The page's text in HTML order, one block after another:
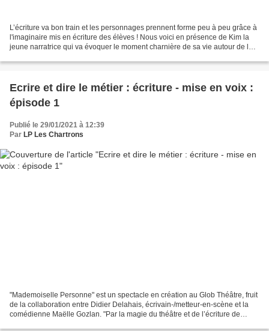
L’écriture va bon train et les personnages prennent forme peu à peu grâce à
l'imaginaire mis en écriture des élèves ! Nous voici en présence de Kim la
jeune narratrice qui va évoquer le moment charnière de sa vie autour de la
Ecrire et dire le métier : écriture - mise en voix :
épisode 1
Publié le 29/01/2021 à 12:39
Par LP Les Chartrons
"Mademoiselle Personne" est un spectacle en création au Glob Théâtre, fruit
de la collaboration entre Didier Delahais, écrivain-/metteur-en-scène et la
comédienne Maëlle Gozlan. "Par la magie du théâtre et de l’écriture de